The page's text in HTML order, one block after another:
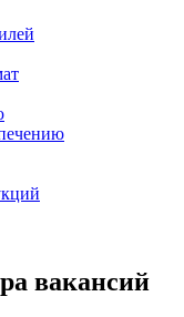
вакансий